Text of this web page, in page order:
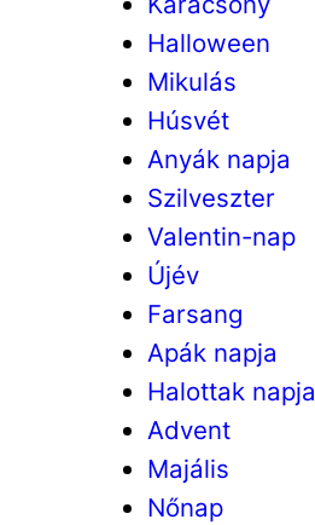
Halloween
Mikulás
Húsvét
Anyák napja
Szilveszter
Valentin-nap
Újév
Farsang
Apák napja
Halottak napja
Advent
Majális
Nőnap